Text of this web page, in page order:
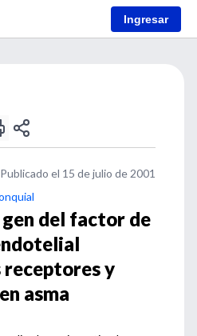
Ingresar
Publicado el 15 de julio de 2001
del factor de
receptores y
asma